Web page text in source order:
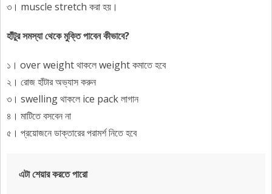
৩। muscle stretch করা হয়।
হাঁটুর সমস্যা থেকে মুক্তি পাবেন কীভাবে?
১। over weight থাকলে weight কমাতে হবে
২। রোজ হাঁটার অভ্যাস করুন
৩। swelling থাকলে ice pack লাগান
৪। মাটিতে বসবেন না
৫। প্রয়োজনে ডাক্তারের পরামর্শ নিতে হবে
এটা শেয়ার করতে পারো